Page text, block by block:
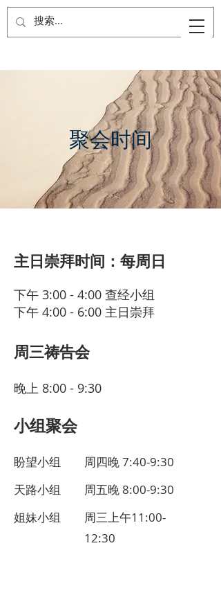
聚会时间
主日崇拜时间：每周日
下午 3:00 - 4:00 查经小组
下午 4:00 - 6:00 主日崇拜
周三祷告会
晚上 8:00 - 9:30
小组聚会
盼望小组
周四晚 7:40-9:30
天路小组
周五晚 8:00-9:30
姐妹小组
周三上午11:00-
12:30